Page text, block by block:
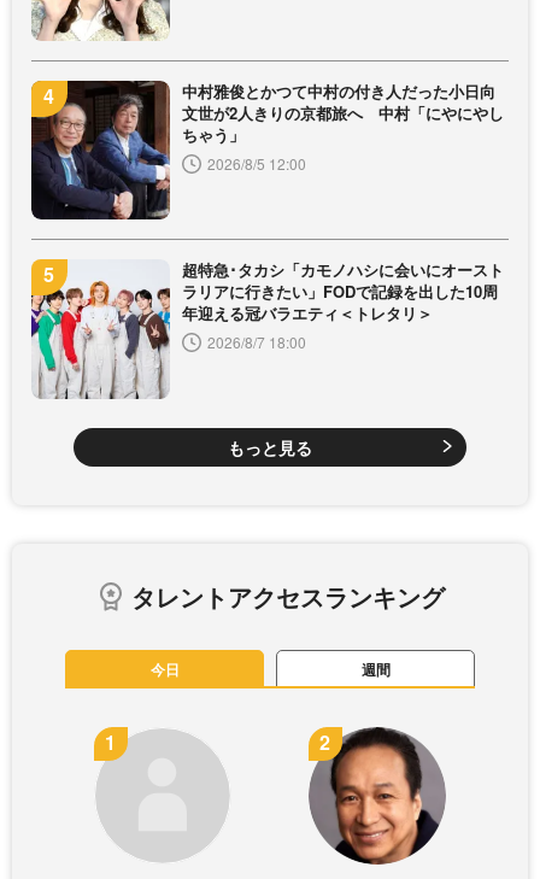
中村雅俊とかつて中村の付き人だった小日向
文世が2人きりの京都旅へ 中村「にやにやし
ちゃう」
2026/8/5 12:00
超特急･タカシ「カモノハシに会いにオースト
ラリアに行きたい」FODで記録を出した10周
年迎える冠バラエティ＜トレタリ＞
2026/8/7 18:00
もっと見る
タレントアクセスランキング
今日 週間